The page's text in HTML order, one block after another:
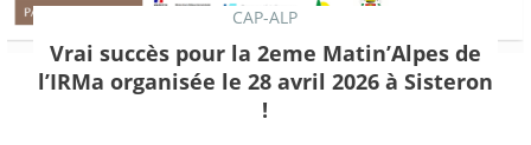
CAP-ALP
Vrai succès pour la 2eme Matin’Alpes de
l’IRMa organisée le 28 avril 2026 à Sisteron
!